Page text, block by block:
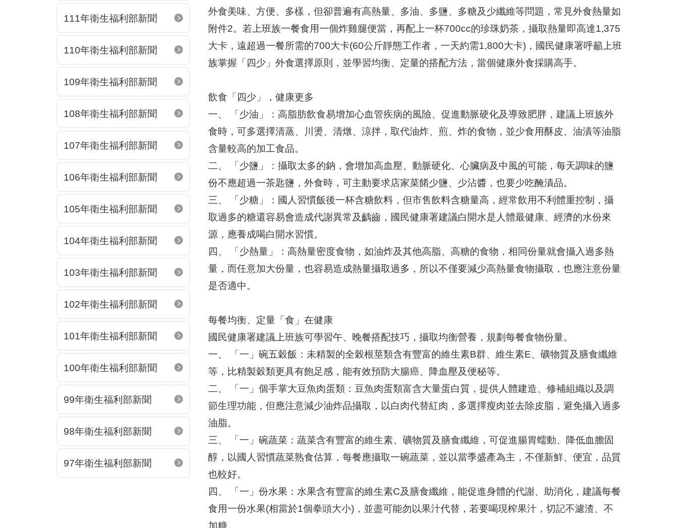
111年衛生福利部新聞
110年衛生福利部新聞
109年衛生福利部新聞
108年衛生福利部新聞
107年衛生福利部新聞
106年衛生福利部新聞
105年衛生福利部新聞
104年衛生福利部新聞
103年衛生福利部新聞
102年衛生福利部新聞
101年衛生福利部新聞
100年衛生福利部新聞
99年衛生福利部新聞
98年衛生福利部新聞
97年衛生福利部新聞
外食美味、方便、多樣，但卻普遍有高熱量、多油、多鹽、多糖及少纖維等問題，常見外食熱量如
附件2。若上班族一餐食用一個炸雞腿便當，再配上一杯700cc的珍珠奶茶，攝取熱量即高達1,375
大卡，遠超過一餐所需的700大卡(60公斤靜態工作者，一天約需1,800大卡)，國民健康署呼籲上班
族掌握「四少」外食選擇原則，並學習均衡、定量的搭配方法，當個健康外食採購高手。
飲食「四少」，健康更多
一、 「少油」：高脂肪飲食易增加心血管疾病的風險、促進動脈硬化及導致肥胖，建議上班族外
食時，可多選擇清蒸、川燙、清燉、涼拌，取代油炸、煎、炸的食物，並少食用酥皮、油漬等油脂
含量較高的加工食品。
二、 「少鹽」：攝取太多的鈉，會增加高血壓、動脈硬化、心臟病及中風的可能，每天調味的鹽
份不應超過一茶匙鹽，外食時，可主動要求店家菜餚少鹽、少沾醬，也要少吃醃漬品。
三、 「少糖」：國人習慣飯後一杯含糖飲料，但市售飲料含糖量高，經常飲用不利體重控制，攝
取過多的糖還容易會造成代謝異常及齲齒，國民健康署建議白開水是人體最健康、經濟的水份來
源，應養成喝白開水習慣。
四、 「少熱量」：高熱量密度食物，如油炸及其他高脂、高糖的食物，相同份量就會攝入過多熱
量，而任意加大份量，也容易造成熱量攝取過多，所以不僅要減少高熱量食物攝取，也應注意份量
是否適中。
每餐均衡、定量「食」在健康
國民健康署建議上班族可學習午、晚餐搭配技巧，攝取均衡營養，規劃每餐食物份量。
一、 「一」碗五穀飯：未精製的全榖根莖類含有豐富的維生素B群、維生素E、礦物質及膳食纖維
等，比精製穀類更具有飽足感，能有效預防大腸癌、降血壓及便秘等。
二、 「一」個手掌大豆魚肉蛋類：豆魚肉蛋類富含大量蛋白質，提供人體建造、修補組織以及調
節生理功能，但應注意減少油炸品攝取，以白肉代替紅肉，多選擇瘦肉並去除皮脂，避免攝入過多
油脂。
三、 「一」碗蔬菜：蔬菜含有豐富的維生素、礦物質及膳食纖維，可促進腸胃蠕動、降低血膽固
醇，以國人習慣蔬菜熟食估算，每餐應攝取一碗蔬菜，並以當季盛產為主，不僅新鮮、便宜，品質
也較好。
四、 「一」份水果：水果含有豐富的維生素C及膳食纖維，能促進身體的代謝、助消化，建議每餐
食用一份水果(相當於1個拳頭大小)，並盡可能勿以果汁代替，若要喝現榨果汁，切記不濾渣、不
加糖。